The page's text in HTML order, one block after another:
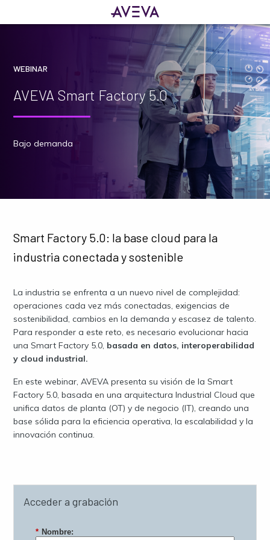
WEBINAR
AVEVA Smart Factory 5.0
Bajo demanda
Smart Factory 5.0: la base cloud para la
industria conectada y sostenible
La industria se enfrenta a un nuevo nivel de complejidad:
operaciones cada vez más conectadas, exigencias de
sostenibilidad, cambios en la demanda y escasez de talento.
Para responder a este reto, es necesario evolucionar hacia
una Smart Factory 5.0, basada en datos, interoperabilidad
y cloud industrial.
En este webinar, AVEVA presenta su visión de la Smart
Factory 5.0, basada en una arquitectura Industrial Cloud que
unifica datos de planta (OT) y de negocio (IT), creando una
base sólida para la eficiencia operativa, la escalabilidad y la
innovación continua.
Acceder a grabación
* Nombre: